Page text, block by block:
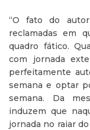
“O fato do
reclamadas em
quadro fático.
com jornada
perfeitamente
semana e optar
semana. Da
induzem que
jornada no raiar